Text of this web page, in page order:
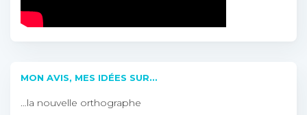
MON AVIS, MES IDÉES SUR…
…la nouvelle orthographe